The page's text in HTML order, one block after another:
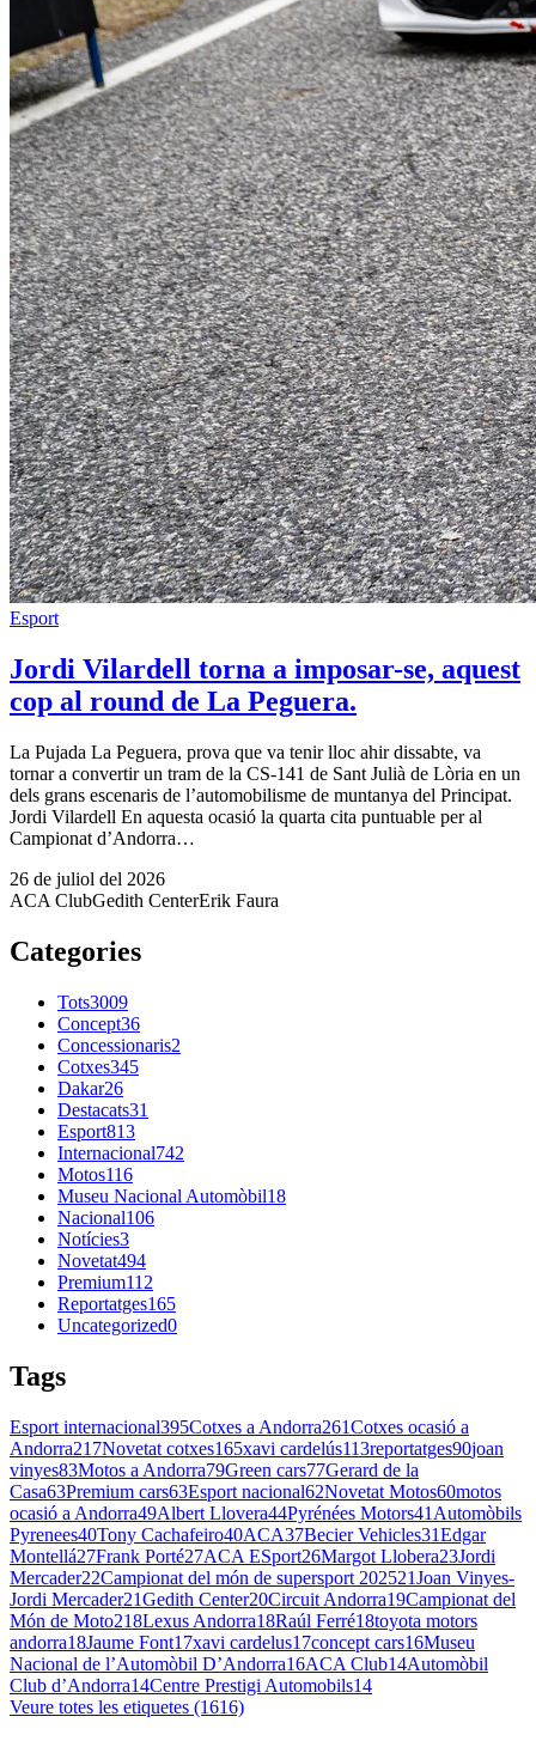
Esport
Jordi Vilardell torna a imposar-se, aquest
cop al round de La Peguera.
La Pujada La Peguera, prova que va tenir lloc ahir dissabte, va
tornar a convertir un tram de la CS-141 de Sant Julià de Lòria en un
dels grans escenaris de l’automobilisme de muntanya del Principat.
Jordi Vilardell En aquesta ocasió la quarta cita puntuable per al
Campionat d’Andorra…
26 de juliol del 2026
ACA ClubGedith CenterErik Faura
Categories
Tots3009
Concept36
Concessionaris2
Cotxes345
Dakar26
Destacats31
Esport813
Internacional742
Motos116
Museu Nacional Automòbil18
Nacional106
Notícies3
Novetat494
Premium112
Reportatges165
Uncategorized0
Tags
Esport internacional395Cotxes a Andorra261Cotxes ocasió a
Andorra217Novetat cotxes165xavi cardelús113reportatges90joan
vinyes83Motos a Andorra79Green cars77Gerard de la
Casa63Premium cars63Esport nacional62Novetat Motos60motos
ocasió a Andorra49Albert Llovera44Pyrénées Motors41 Automòbils
Pyrenees40Tony Cachafeiro40ACA37Becier Vehicles31Edgar
Montellá27Frank Porté27ACA ESport26Margot Llobera23Jordi
Mercader22Campionat del món de supersport 202521Joan Vinyes-
Jordi Mercader21Gedith Center20Circuit Andorra19Campionat del
Món de Moto218Lexus Andorra18Raúl Ferré18toyota motors
andorra18Jaume Font17xavi cardelus17concept cars16Museu
Nacional de l’Automòbil D’Andorra16ACA Club14Automòbil
Club d’Andorra14Centre Prestigi Automobils14
Veure totes les etiquetes (1616)